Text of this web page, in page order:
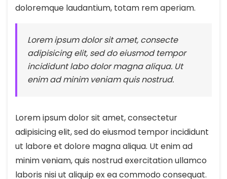
doloremque laudantium, totam rem aperiam.
Lorem ipsum dolor sit amet, consecte
adipisicing elit, sed do eiusmod tempor
incididunt labo dolor magna aliqua. Ut
enim ad minim veniam quis nostrud.
Lorem ipsum dolor sit amet, consectetur
adipisicing elit, sed do eiusmod tempor incididunt
ut labore et dolore magna aliqua. Ut enim ad
minim veniam, quis nostrud exercitation ullamco
laboris nisi ut aliquip ex ea commodo consequat.